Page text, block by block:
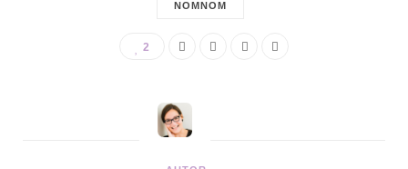
NOMNOM
2